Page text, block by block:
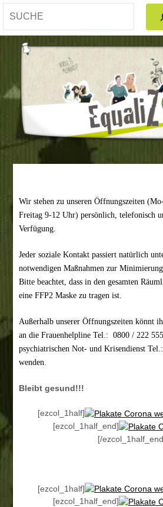
Wir stehen zu unseren Öffnungszeiten
Freitag 9-12 Uhr) persönlich, telefonisch
Verfügung.
Jeder soziale Kontakt passiert natürlich
notwendigen Maßnahmen zur
Bitte beachtet, dass in den gesamten
eine FFP2 Maske zu tragen ist.
Außerhalb unserer Öffnungszeiten könnt
an die Frauenhelpline Tel.: 0800 / 222
psychiatrischen Not- und Krisendienst
wenden
Bleibt gesund!!!
[ezcol_1half]
[ezcol_1half_end]
[/
[ezcol_1half]
[ezcol_1half_end]